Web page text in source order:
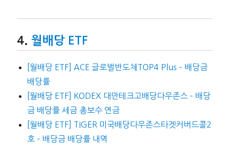
월배당 ETF
[월배당 ETF] ACE 글로벌반도체TOP4 Plus – 배당금
배당률
[월배당 ETF] KODEX 대만테크고배당다우존스 – 배당
금 배당률 세금 총보수 연금
[월배당 ETF] TIGER 미국배당다우존스타겟커버드콜2
호 – 배당금 배당률 내역